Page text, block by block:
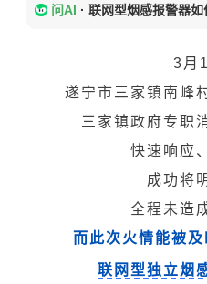
问AI · 联网型烟感报警器如
3月
遂宁市三家镇南峰
三家镇政府专职
快速响应
成功将
全程未造
而此次火情能被
联网型独立烟